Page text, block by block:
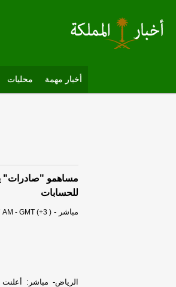
أخبار مهمة محليات
للحسابات
مباشر -
- GMT (+3 )
الرياض- مباشر: